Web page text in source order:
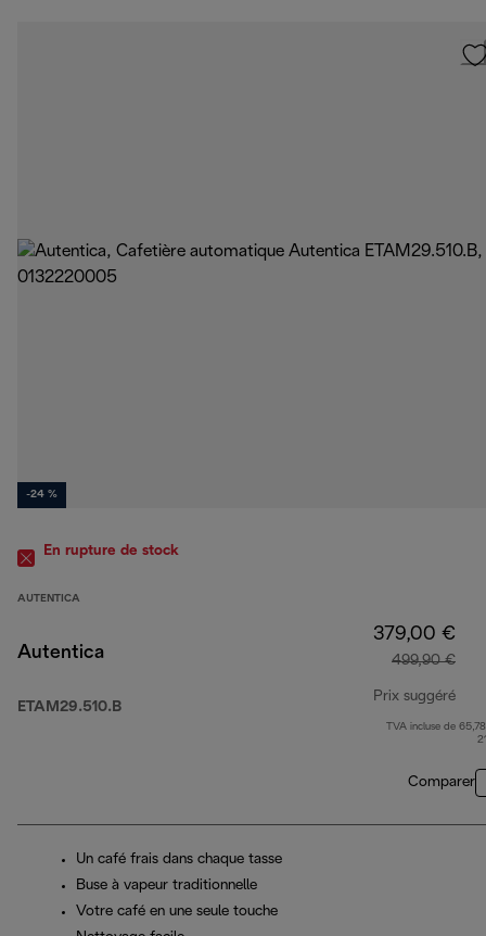
-24 %
En rupture de stock
AUTENTICA
Autentica
ETAM29.510.B
379,00 €
499,90 €
Prix suggéré
TVA incluse de
Comparer
Un café frais dans chaque tasse
Buse à vapeur traditionnelle
Votre café en une seule touche